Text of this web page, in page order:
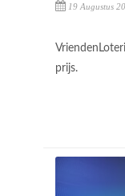
19 Augustus
prijs.